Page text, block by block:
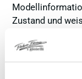
Zustand und
erwartet, dass